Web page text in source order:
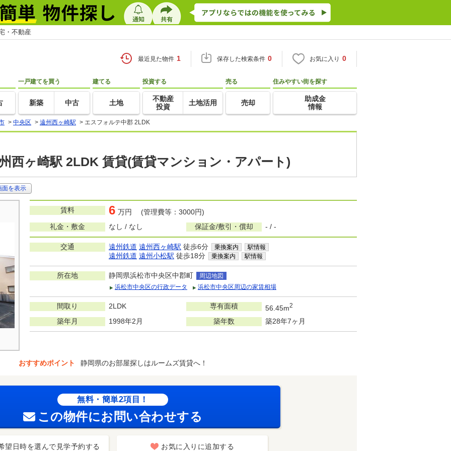
・不動産
最近見た物件 1 保存した検索条件 0 お気に入り 0
一戸建てを買う
新築 中古
建てる
土地
投資する
不動産
投資
土地活用
売る
売却
住みやすい街を探す
助成金
情報
> 中央区 > 遠州西ヶ崎駅 > エスフォルテ中郡 2LDK
西ヶ崎駅 2LDK 賃貸(賃貸マンション・アパート)
を表示
賃料 6 万円 (管理費等：3000円)
礼金・敷金
なし / なし 保証金/敷引・償却 - / -
交通 遠州鉄道 遠州西ヶ崎駅 徒歩6分 乗換案内 駅情報
遠州鉄道 遠州小松駅 徒歩18分 乗換案内 駅情報
所在地 静岡県浜松市中央区中郡町
周辺地図
浜松市中央区の行政データ
浜松市中央区周辺の家賃相場
間取り 2LDK 専有面積 56.45m2
築年月 1998年2月 築年数 築28年7ヶ月
おすすめポイント 静岡県のお部屋探しはルームズ賃貸へ！
無料・簡単2項目！
この物件にお問い合わせする
望日時を選んで見学予約する お気に入りに追加する